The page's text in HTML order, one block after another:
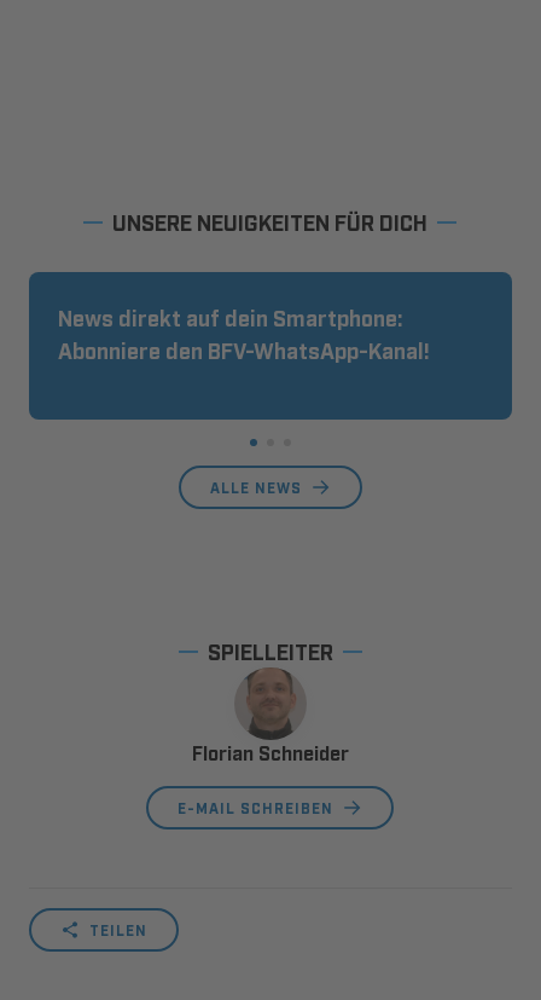
UNSERE NEUIGKEITEN FÜR DICH
News direkt auf dein Smartphone:
Abonniere den BFV-WhatsApp-Kanal!
ALLE NEWS
SPIELLEITER
Florian Schneider
E-MAIL SCHREIBEN
TEILEN